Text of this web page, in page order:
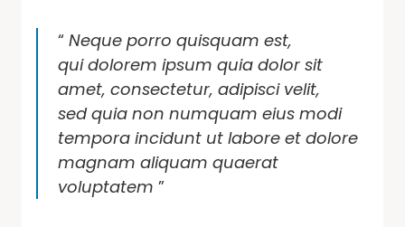
“ Neque porro quisquam est,
qui dolorem ipsum quia dolor sit
amet, consectetur, adipisci velit,
sed quia non numquam eius modi
tempora incidunt ut labore et dolore
magnam aliquam quaerat
voluptatem ”